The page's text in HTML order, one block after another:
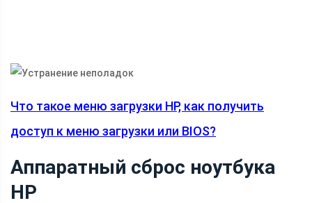
Что такое меню загрузки HP, как получить
доступ к меню загрузки или BIOS?
Аппаратный сброс ноутбука
HP